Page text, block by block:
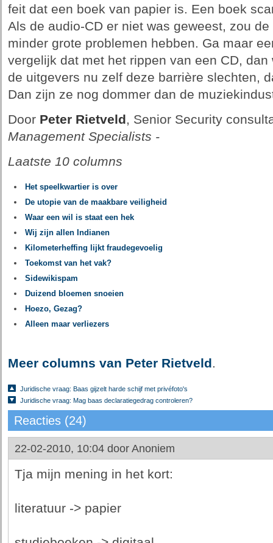
feit dat een boek van papier is. Een boek
Als de audio-CD er niet was geweest, zou
minder grote problemen hebben. Ga maar
vergelijk dat met het rippen van een CD,
de uitgevers nu zelf deze barrière slechten,
Dan zijn ze nog dommer dan de
Door Peter Rietveld, Senior Security
Management Specialists -
Laatste 10 columns
Het speelkwartier is over
De utopie van de maakbare veiligheid
Waar een wil is staat een hek
Wij zijn allen Indianen
Kilometerheffing lijkt fraudegevoelig
Toekomst van het vak?
Sidewikispam
Duizend bloemen snoeien
Hoezo, Gezag?
Alleen maar verliezers
Meer columns van Peter Rietveld.
Juridische vraag: Baas gijzelt harde schijf met privéfoto's
Juridische vraag: Mag baas declaratiegedrag controleren?
Reacties (24)
22-02-2010, 10:04 door Anoniem
Tja mijn mening in het kort:
literatuur -> papier